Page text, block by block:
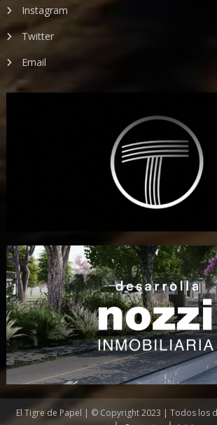
Instagram
Twitter
Email
El Tigre de Papel | © Copyright 2023 | Todos los